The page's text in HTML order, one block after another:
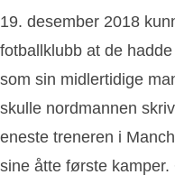
19. desember 2018
fotballklubb at de
som sin midlertidige
skulle nordmannen
eneste treneren i
sine åtte første